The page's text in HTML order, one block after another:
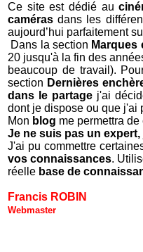
Ce site est dédié au
caméras dans les
aujourd’hui parfaitement
Dans la section Marques
20 jusqu'à la fin des
beaucoup de travail).
section Dernières
dans le partage j'ai
dont je dispose ou que j'ai
Mon blog me permettra
Je ne suis pas un
J'ai pu commettre
vos connaissances.
réelle base de
Francis ROBIN
Webmaster